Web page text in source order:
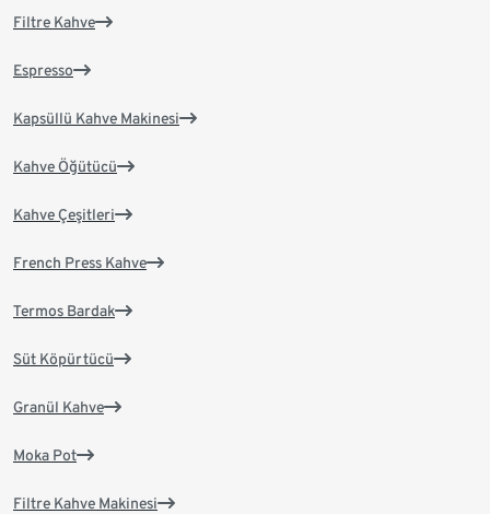
Filtre Kahve
Espresso
Kapsüllü Kahve Makinesi
Kahve Öğütücü
Kahve Çeşitleri
French Press Kahve
Termos Bardak
Süt Köpürtücü
Granül Kahve
Moka Pot
Filtre Kahve Makinesi